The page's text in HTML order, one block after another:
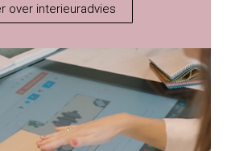
over interieuradvies